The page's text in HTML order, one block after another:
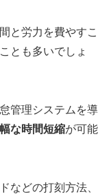
と労力を費やすこ
とも多いでしょ
管理システムを導
な時間短縮が可能
などの打刻方法、